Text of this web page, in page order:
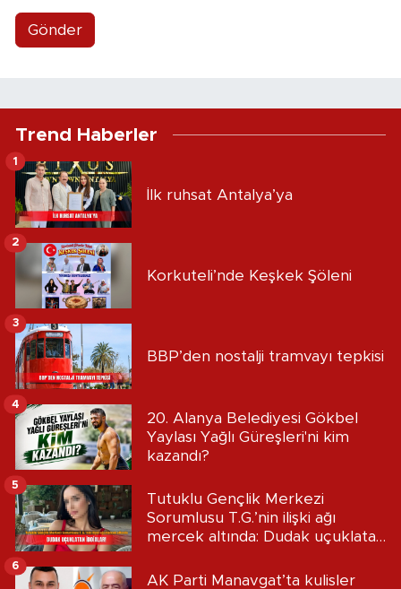
Gönder
Trend Haberler
İlk ruhsat Antalya’ya
1
Korkuteli’nde Keşkek Şöleni
2
BBP’den nostalji tramvayı tepkisi
3
20. Alanya Belediyesi Gökbel
Yaylası Yağlı Güreşleri'ni kim
kazandı?
4
Tutuklu Gençlik Merkezi
Sorumlusu T.G.’nin ilişki ağı
mercek altında: Dudak uçuklatan
5
AK Parti Manavgat’ta kulisler
6